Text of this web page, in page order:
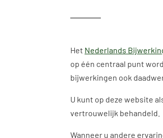
Het Nederlands
op één centraal punt
bijwerkingen ook
U kunt op deze website
vertrouwelijk behandeld.
Wanneer u andere